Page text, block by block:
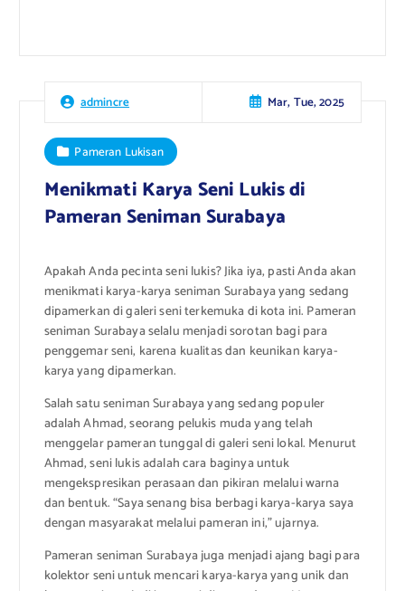
admincre Mar, Tue, 2025
Pameran Lukisan
Menikmati Karya Seni Lukis di
Pameran Seniman Surabaya
Apakah Anda pecinta seni lukis? Jika iya, pasti Anda akan
menikmati karya-karya seniman Surabaya yang sedang
dipamerkan di galeri seni terkemuka di kota ini. Pameran
seniman Surabaya selalu menjadi sorotan bagi para
penggemar seni, karena kualitas dan keunikan karya-
karya yang dipamerkan.
Salah satu seniman Surabaya yang sedang populer
adalah Ahmad, seorang pelukis muda yang telah
menggelar pameran tunggal di galeri seni lokal. Menurut
Ahmad, seni lukis adalah cara baginya untuk
mengekspresikan perasaan dan pikiran melalui warna
dan bentuk. “Saya senang bisa berbagi karya-karya saya
dengan masyarakat melalui pameran ini,” ujarnya.
Pameran seniman Surabaya juga menjadi ajang bagi para
kolektor seni untuk mencari karya-karya yang unik dan